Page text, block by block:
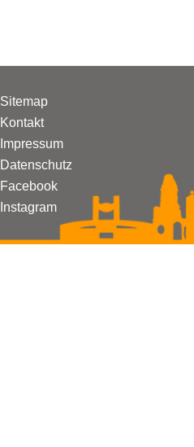
Sitemap
Kontakt
Impressum
Datenschutz
Facebook
Instagram